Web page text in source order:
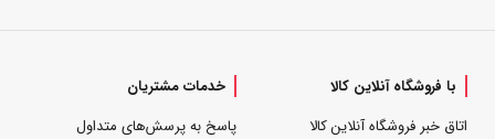
با فروشگاه آنلاین کالا
اتاق خبر فروشگاه آنلاین کالا
خدمات مشتریان
پاسخ به پرسش‌های متداول